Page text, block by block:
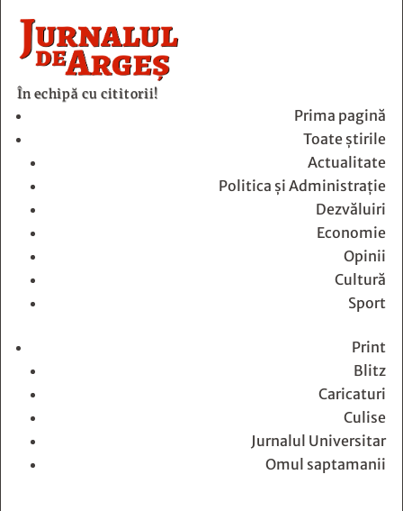
În echipă cu cititorii!
Prima pagină
Toate știrile
Actualitate
Politica și Administrație
Dezvăluiri
Economie
Opinii
Cultură
Sport
Print
Blitz
Caricaturi
Culise
Jurnalul Universitar
Omul saptamanii